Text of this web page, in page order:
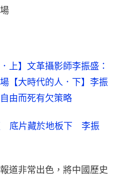
上】文革攝影師李振盛：
【大時代的人．下】李振
由而死有欠策略
底片藏於地板下　李振
道非常出色，將中國歷史